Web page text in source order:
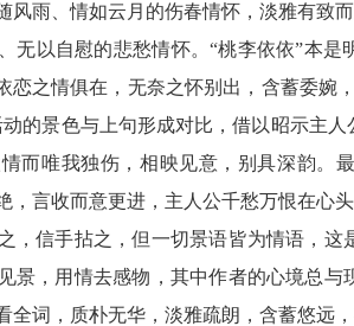
风雨、情如云月的伤春情怀，淡雅有致
无以自慰的悲愁情怀。“桃李依依”本
恋之情俱在，无奈之怀别出，含蓄委婉
的景色与上句形成对比，借以昭示主
而唯我独伤，相映见意，别具深韵。
，言收而意更进，主人公千愁万恨在心
，信手拈之，但一切景语皆为情语，
景，用情去感物，其中作者的心境总
全词，质朴无华，淡雅疏朗，含蓄悠远